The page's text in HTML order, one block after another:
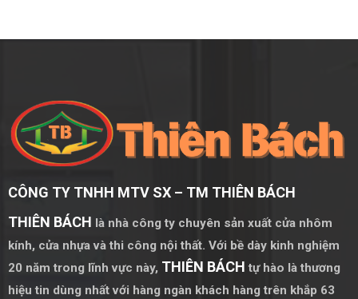
CÔNG TY TNHH MTV SX – TM THIÊN BÁCH
THIÊN BÁCH là nhà công ty chuyên sản xuất cửa nhôm
kính, cửa nhựa và thi công nội thất. Với bề dày kinh nghiệm
20 năm trong lĩnh vực này, THIÊN BÁCH tự hào là thương
hiệu tin dùng nhất với hàng ngàn khách hàng trên khắp 63